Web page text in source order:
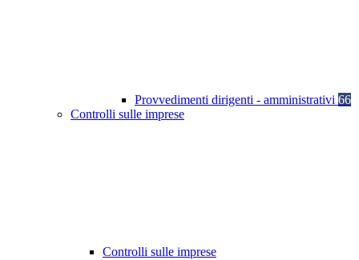
Provvedimenti dirigenti - amministrativi 66
Controlli sulle imprese
Controlli sulle imprese